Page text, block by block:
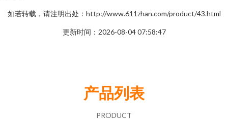
如若转载，请注明出处：http://www.611zhan.com/product/43.html
更新时间：2026-08-04 07:58:47
产品列表
PRODUCT